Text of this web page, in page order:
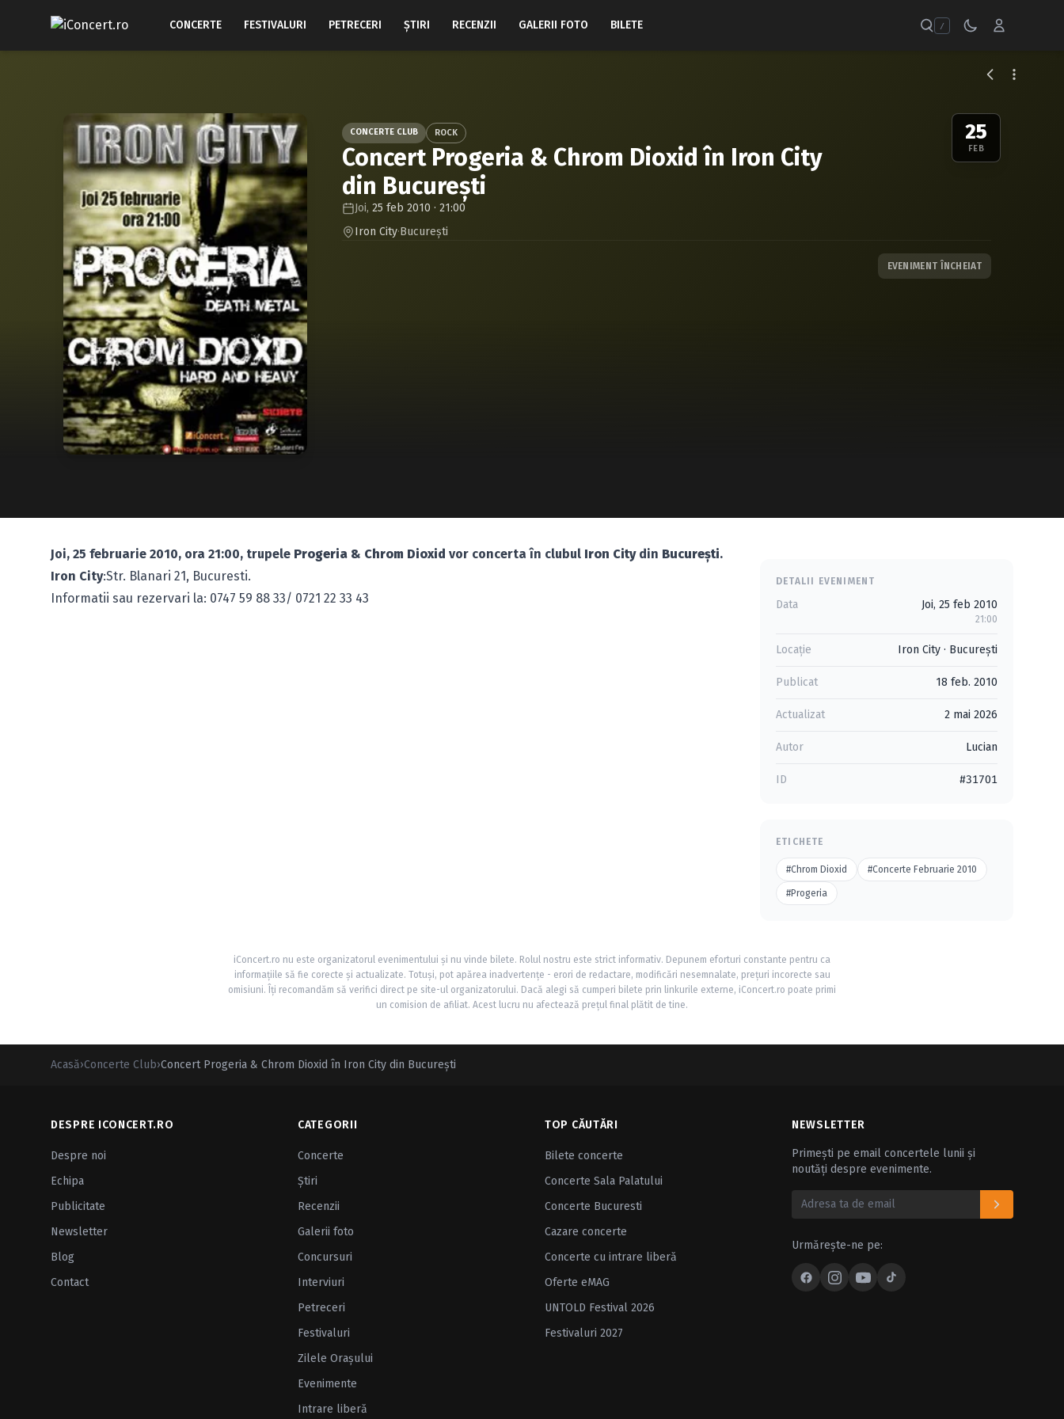
CONCERTE FESTIVALURI PETRECERI ŞTIRI RECENZII GALERII FOTO BILETE /
25
FEB
CONCERTE CLUB ROCK
Concert Progeria & Chrom Dioxid în Iron City
din Bucureşti
Joi, 25 feb 2010 · 21:00
Iron City·Bucureşti
EVENIMENT ÎNCHEIAT
Joi, 25 februarie 2010, ora 21:00, trupele Progeria & Chrom Dioxid vor concerta în clubul Iron Citydin Bucureşti.
Iron City:Str. Blanari 21, Bucuresti.
Informatii sau rezervari la: 0747 59 88 33/ 0721 22 33 43
DETALII EVENIMENT
Data Joi, 25 feb 2010
21:00
Locație Iron City · Bucureşti
Publicat 18 feb. 2010
Actualizat 2 mai 2026
Autor Lucian
ID #31701
ETICHETE
#Chrom Dioxid #Concerte Februarie 2010
#Progeria
iConcert.ro nu este organizatorul evenimentului și nu vinde bilete. Rolul nostru este strict informativ. Depunem eforturi constante pentru ca
informațiile să fie corecte și actualizate. Totuși, pot apărea inadvertențe - erori de redactare, modificări nesemnalate, prețuri incorecte sau
omisiuni. Îți recomandăm să verifici direct pe site-ul organizatorului. Dacă alegi să cumperi bilete prin linkurile externe, iConcert.ro poate primi
un comision de afiliat. Acest lucru nu afectează prețul final plătit de tine.
Acasă›Concerte Club›Concert Progeria & Chrom Dioxid în Iron City din Bucureşti
DESPRE ICONCERT.RO
Despre noi
Echipa
Publicitate
Newsletter
Blog
Contact
CATEGORII
Concerte
Ştiri
Recenzii
Galerii foto
Concursuri
Interviuri
Petreceri
Festivaluri
Zilele Oraşului
Evenimente
Intrare liberă
TOP CĂUTĂRI
Bilete concerte
Concerte Sala Palatului
Concerte Bucuresti
Cazare concerte
Concerte cu intrare liberă
Oferte eMAG
UNTOLD Festival 2026
Festivaluri 2027
NEWSLETTER
Primești pe email concertele lunii și
noutăți despre evenimente.
Urmărește-ne pe: